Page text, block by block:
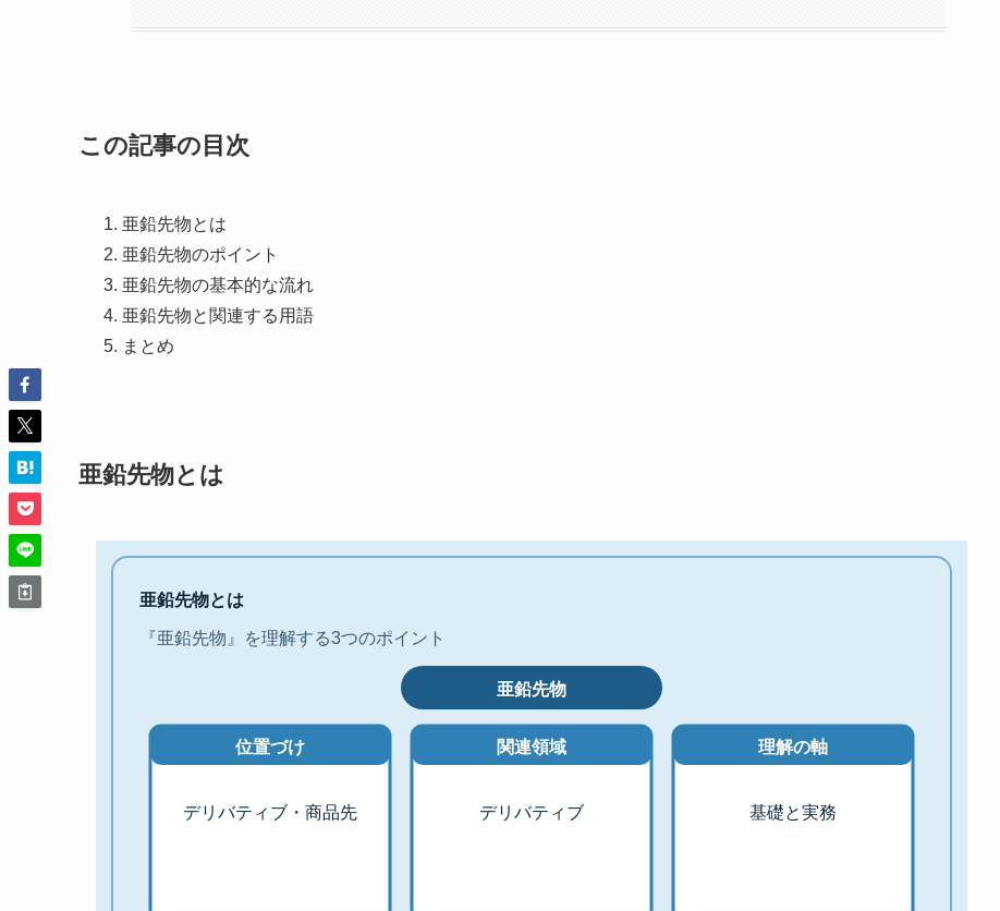
この記事の目次
亜鉛先物とは
亜鉛先物のポイント
亜鉛先物の基本的な流れ
亜鉛先物と関連する用語
まとめ
亜鉛先物とは
亜鉛先物とは
『亜鉛先物』を理解する3つのポイント
亜鉛先物
位置づけ
デリバティブ・商品先
関連領域
デリバティブ
理解の軸
基礎と実務